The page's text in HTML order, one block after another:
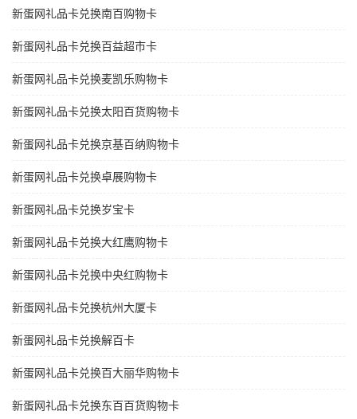
新蛋网礼品卡兑换南百购物卡
新蛋网礼品卡兑换百益超市卡
新蛋网礼品卡兑换麦凯乐购物卡
新蛋网礼品卡兑换太阳百货购物卡
新蛋网礼品卡兑换京基百纳购物卡
新蛋网礼品卡兑换卓展购物卡
新蛋网礼品卡兑换岁宝卡
新蛋网礼品卡兑换大红鹰购物卡
新蛋网礼品卡兑换中央红购物卡
新蛋网礼品卡兑换杭州大厦卡
新蛋网礼品卡兑换解百卡
新蛋网礼品卡兑换百大丽华购物卡
新蛋网礼品卡兑换东百百货购物卡